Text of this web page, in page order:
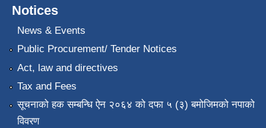
Notices
News & Events
Public Procurement/ Tender Notices
Act, law and directives
Tax and Fees
सूचनाको हक सम्बन्धि ऐन २०६४ को दफा ५ (३) बमोजिमको नपाको
विवरण